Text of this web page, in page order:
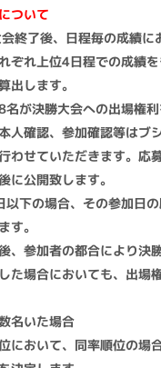
ついて
終了後、日程毎の成績に
ぞれ上位4日程での成績
出します。
が決勝大会への出場権利
人確認、参加確認等はブ
わせていただきます。応
に公開致します。
下の場合、その参加日
す。
、参加者の都合により決
た場合においても、出場
名いた場合
において、同率順位の場